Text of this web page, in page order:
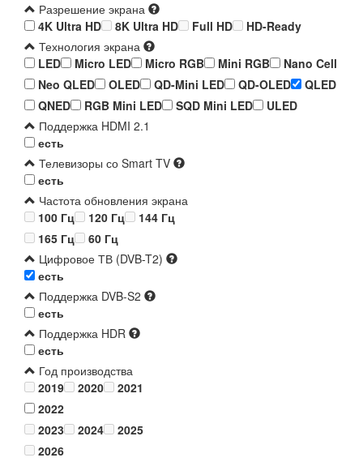
Разрешение экрана
4K Ultra HD
8K Ultra HD Full HD
HD-Ready
Технология экрана
LED
Micro LED Micro RGB Mini RGB
Nano Cell
Neo QLED
OLED QD-Mini LED QD-OLED
QLED
QNED
RGB Mini LED SQD Mini LED
ULED
Поддержка HDMI 2.1
есть
Телевизоры со Smart TV
есть
Частота обновления экрана
100 Гц
120 Гц
144 Гц
165 Гц
60 Гц
Цифровое ТВ (DVB-T2)
есть
Поддержка DVB-S2
есть
Поддержка HDR
есть
Год производства
2019
2020
2021
2022
2023
2024
2025
2026